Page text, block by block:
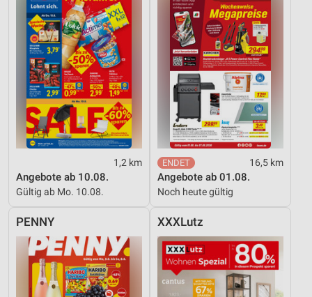
1,2 km
Angebote ab 10.08.
Gültig ab Mo. 10.08.
16,5 km
Angebote ab 01.08.
Noch heute gültig
PENNY XXXLutz